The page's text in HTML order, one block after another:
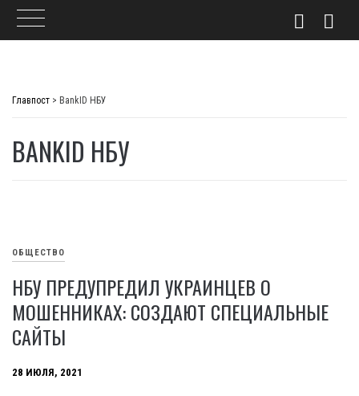
Главпост > BankID НБУ
BANKID НБУ
ОБЩЕСТВО
НБУ ПРЕДУПРЕДИЛ УКРАИНЦЕВ О
МОШЕННИКАХ: СОЗДАЮТ СПЕЦИАЛЬНЫЕ
САЙТЫ
28 ИЮЛЯ, 2021